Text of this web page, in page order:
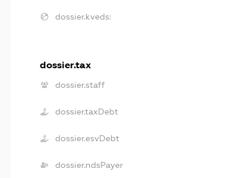
dossier.kveds:
dossier.tax
dossier.staff
dossier.taxDebt
dossier.esvDebt
dossier.ndsPayer